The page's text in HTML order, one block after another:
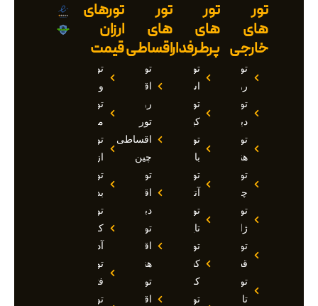
تور
های
خارجی
تور
روسیه
تور
دبی
تور
هند
تور
چین
تور
ژاپن
تور
قطر
تور
تاجیکستان
تور
های
پرطرفدار
تور
استانبول
تور
کیش
تور
بالی
تور
آنتالیا
تور
تایلند
تور
کشتی
کروز
تور
تور
های
اقساطی
تور
اقساطی
روسیه
تور
اقساطی
چین
تور
اقساطی
دبی
تور
اقساطی
هند
تور
اقساطی
تورهای
ارزان
قیمت
تور
وان
تور
مارماریس
تور
ازمیر
تور
بدروم
تور
کوش
آداسی
تور
فتحیه
تور